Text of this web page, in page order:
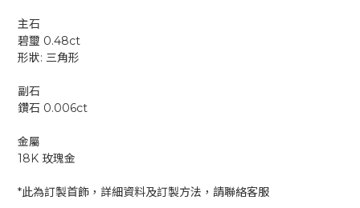
主石
碧璽 0.48ct
形狀: 三角形
副石
鑽石 0.006ct
金屬
18K 玫瑰金
*此為訂製首飾，詳細資料及訂製方法，請聯絡客服